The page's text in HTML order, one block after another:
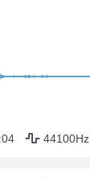
44100Hz